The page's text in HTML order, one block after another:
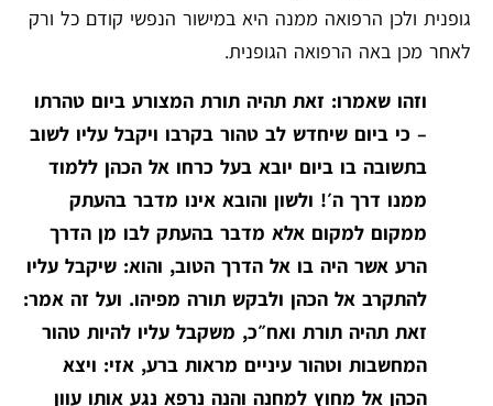
גופנית ולכן הרפואה ממנה היא במישור הנפשי קודם כל ורק
לאחר מכן באה הרפואה הגופנית.
וזהו שאמרו: זאת תהיה תורת המצורע ביום טהרתו
– כי ביום שיחדש לב טהור בקרבו ויקבל עליו לשוב
בתשובה בו ביום יובא בעל כרחו אל הכהן ללמוד
ממנו דרך ה׳! ולשון והובא אינו מדבר בהעתק
ממקום למקום אלא מדבר בהעתק לבו מן הדרך
הרע אשר היה בו אל הדרך הטוב, והוא: שיקבל עליו
להתקרב אל הכהן ולבקש תורה מפיהו. ועל זה אמר:
זאת תהיה תורת ואח״כ, משקבל עליו להיות טהור
המחשבות וטהור עיניים מראות ברע, אזי: ויצא
הכהן אל מחוץ למחנה והנה נרפא נגע אותו עוון